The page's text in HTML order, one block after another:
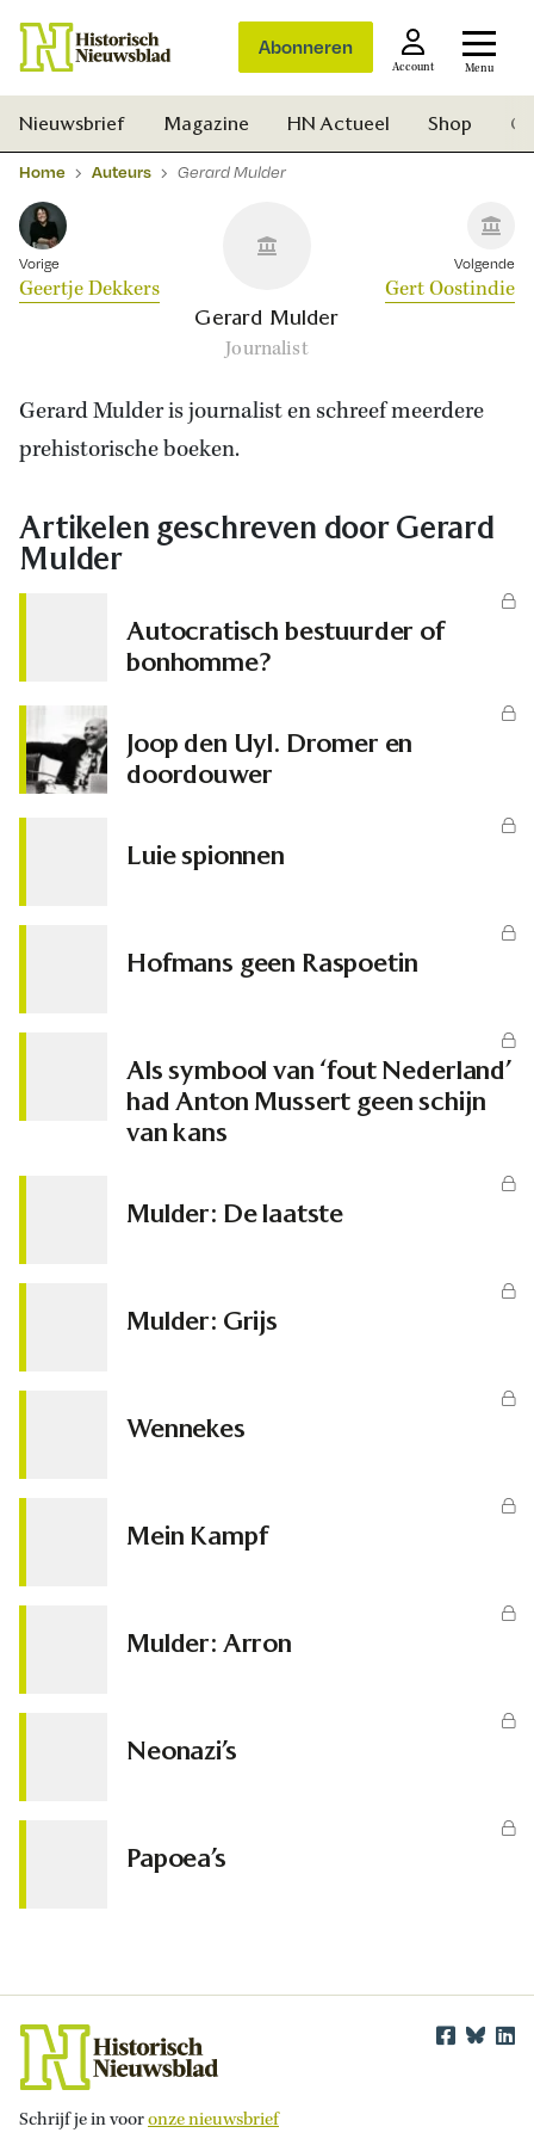
Abonneren
Account Menu
Zoek
Nieuwsbrief Magazine HN Actueel Shop
Home Auteurs Gerard Mulder
Vorige
Geertje Dekkers
Gerard Mulder
Journalist
Volgende
Gert Oostindie
Gerard Mulder is journalist en schreef meerdere
prehistorische boeken.
Artikelen geschreven door Gerard
Mulder
Autocratisch bestuurder of
bonhomme?
Joop den Uyl. Dromer en
doordouwer
Luie spionnen
Hofmans geen Raspoetin
Als symbool van ‘fout Nederland’
had Anton Mussert geen schijn
van kans
Mulder: De laatste
Mulder: Grijs
Wennekes
Mein Kampf
Mulder: Arron
Neonazi’s
Papoea’s
Schrijf je in vooronze nieuwsbrief